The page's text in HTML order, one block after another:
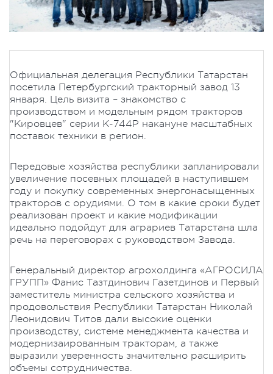
Официальная делегация Республики Татарстан
посетила Петербургский тракторный завод 13
января. Цель визита – знакомство с
производством и модельным рядом тракторов
"Кировцев" серии К-744Р накануне масштабных
поставок техники в регион.
Передовые хозяйства республики запланировали
увеличение посевных площадей в наступившем
году и покупку современных энергонасыщенных
тракторов с орудиями. О том в какие сроки будет
реализован проект и какие модификации
идеально подойдут для аграриев Татарстана шла
речь на переговорах с руководством Завода.
Генеральный директор агрохолдинга «АГРОСИЛА
ГРУПП» Фанис Тазтдинович Газетдинов и Первый
заместитель министра сельского хозяйства и
продовольствия Республики Татарстан Николай
Леонидович Титов дали высокие оценки
производству, системе менеджмента качества и
модернизаированным тракторам, а также
выразили уверенность значительно расширить
объемы сотрудничества.